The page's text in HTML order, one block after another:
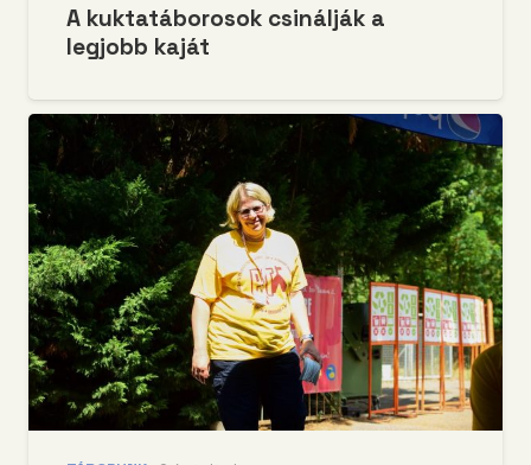
A kuktatáborosok csinálják a
legjobb kaját